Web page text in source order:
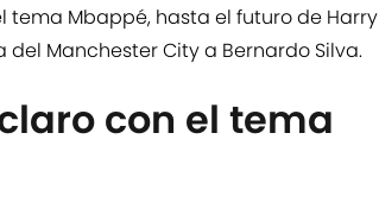
tema Mbappé, hasta el futuro de Harry
Manchester City a Bernardo Silva.
con el tema